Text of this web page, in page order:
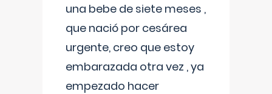
una bebe de siete meses ,
que nació por cesárea
urgente, creo que estoy
embarazada otra vez , ya
empezado hacer